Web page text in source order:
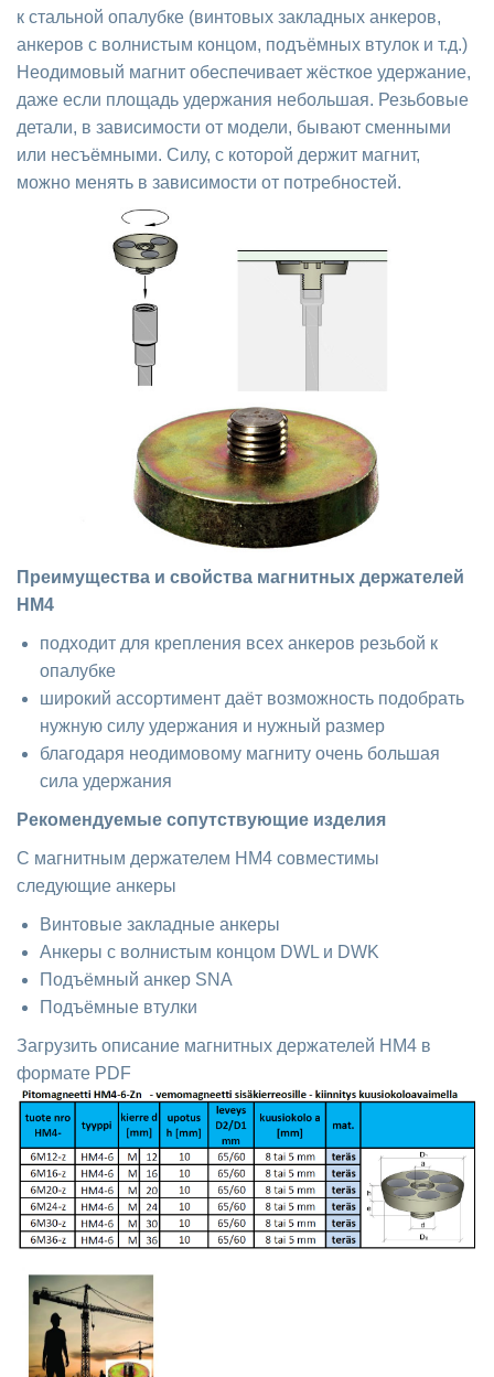
к стальной опалубке (винтовых закладных анкеров,
анкеров с волнистым концом, подъёмных втулок и т.д.)
Неодимовый магнит обеспечивает жёсткое удержание,
даже если площадь удержания небольшая. Резьбовые
детали, в зависимости от модели, бывают сменными
или несъёмными. Силу, с которой держит магнит,
можно менять в зависимости от потребностей.
Преимущества и свойства магнитных держателей
HM4
подходит для крепления всех анкеров резьбой к
опалубке
широкий ассортимент даёт возможность подобрать
нужную силу удержания и нужный размер
благодаря неодимовому магниту очень большая
сила удержания
Рекомендуемые сопутствующие изделия
С магнитным держателем HM4 совместимы
следующие анкеры
Винтовые закладные анкеры
Анкеры с волнистым концом DWL и DWK
Подъёмный анкер SNA
Подъёмные втулки
Загрузить описание магнитных держателей HM4 в
формате PDF